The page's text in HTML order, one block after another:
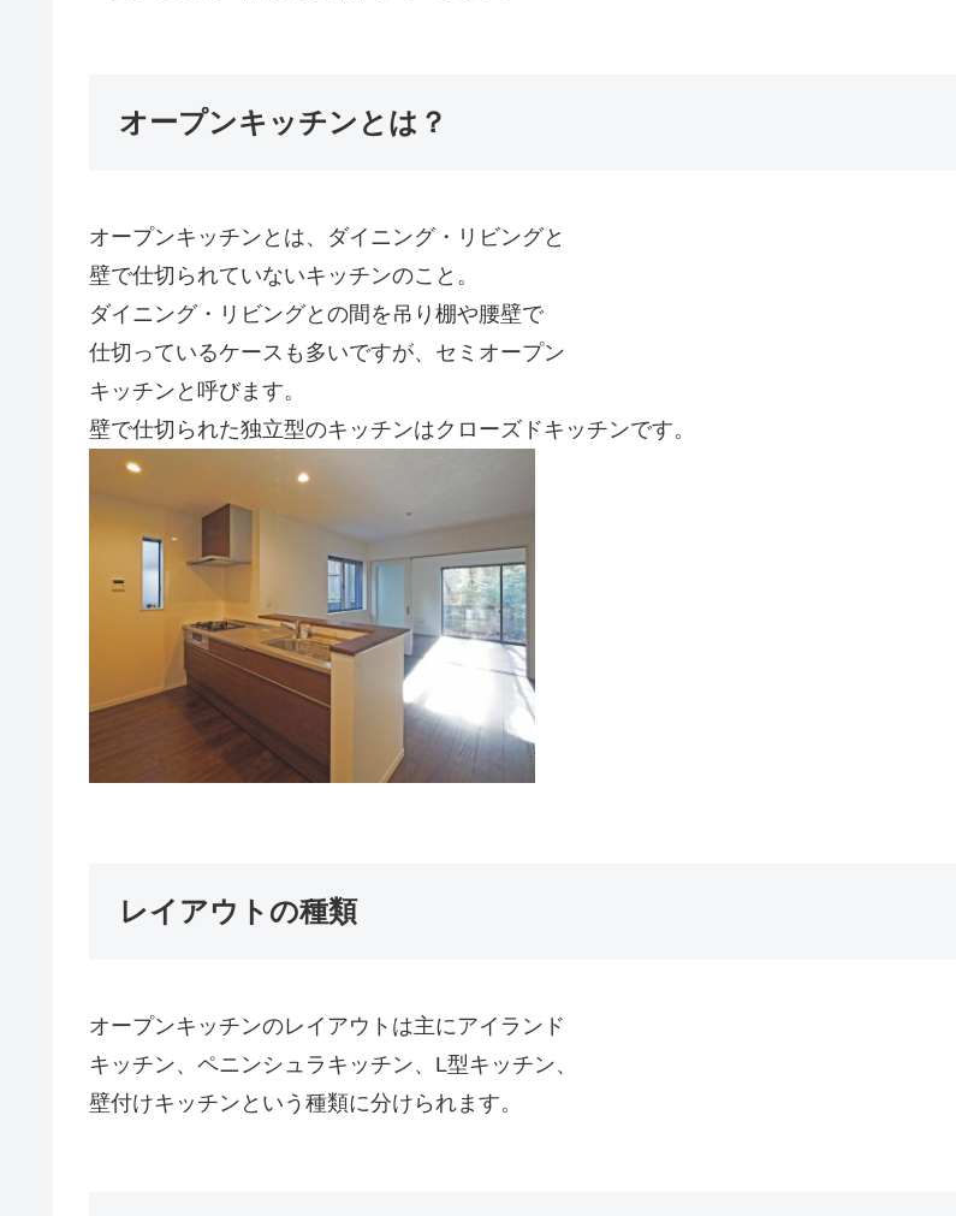
オープンキッチンとは？
オープンキッチンとは、ダイニング・リビングと
壁で仕切られていないキッチンのこと。
ダイニング・リビングとの間を吊り棚や腰壁で
仕切っているケースも多いですが、セミオープン
キッチンと呼びます。
壁で仕切られた独立型のキッチンはクローズドキッチンです。
レイアウトの種類
オープンキッチンのレイアウトは主にアイランド
キッチン、ペニンシュラキッチン、L型キッチン、
壁付けキッチンという種類に分けられます。